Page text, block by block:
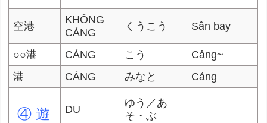
空港
KHÔNG
CẢNG
くうこう Sân bay
○○港 CẢNG こう
Cảng~
港
CẢNG みなと Cảng
④ 遊 DU
ゆう／あ
そ・ぶ